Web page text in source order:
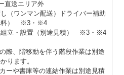
直送エリア外
し（ワンマン配送）ドライバー補助
）
※3・※4
立・設置（別途見積）
※3・※4
際、階移動を伴う階段作業は別途
ります。
ーや書庫等の連結作業は別途見積